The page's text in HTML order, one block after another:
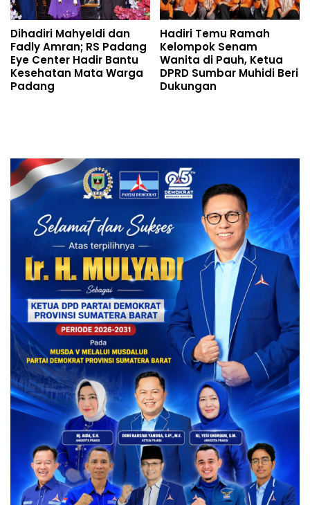
Dihadiri Mahyeldi dan
Fadly Amran; RS Padang
Eye Center Hadir Bantu
Kesehatan Mata Warga
Padang
Hadiri Temu Ramah
Kelompok Senam
Wanita di Pauh, Ketua
DPRD Sumbar Muhidi Beri
Dukungan